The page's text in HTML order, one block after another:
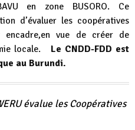
en zone BUSORO. Ce
d’évaluer les coopératives
encadre,en vue de créer de
locale. Le CNDD-FDD est
au Burundi.
évalue les Coopératives